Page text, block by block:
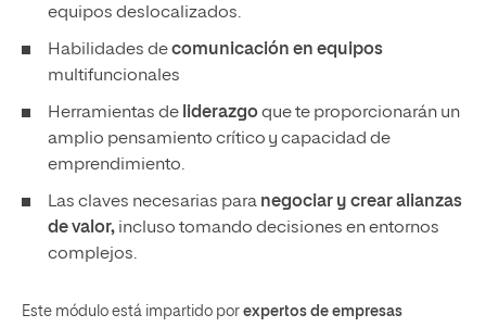
equipos deslocalizados.
Habilidades decomunicación en equipos
multifuncionales
Herramientas de liderazgoque te proporcionarán un
amplio pensamiento crítico y capacidad de
emprendimiento.
Las claves necesarias para negociar y crear alianzas
de valor, incluso tomando decisiones en entornos
complejos.
Este módulo está impartido por expertos de empresas